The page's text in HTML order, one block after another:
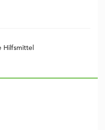
Hilfsmittel